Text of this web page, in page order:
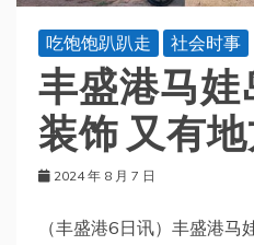
吃饱饱趴趴走 社会时事
丰盛港马娃
装饰 又有地
2024 年 8 月 7 日
（丰盛港6日讯）丰盛港